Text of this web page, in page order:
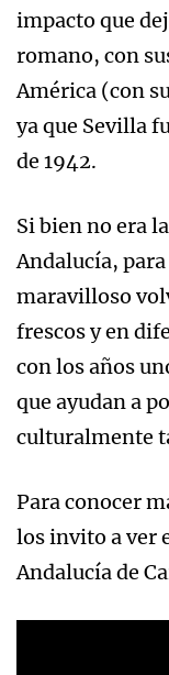
impacto que
romano, con
América (con
ya que Sevilla
de 1942.
Si bien no era
Andalucía,
maravilloso
frescos y en
con los años
que ayudan a
culturalmente
Para conocer
los invito a ver
Andalucía de